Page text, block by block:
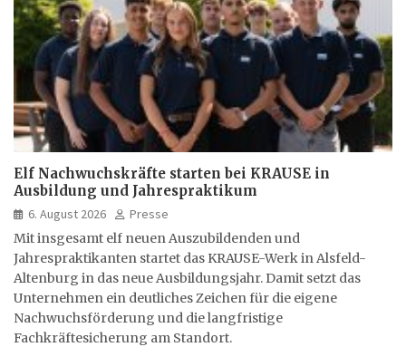
Elf Nachwuchskräfte starten bei KRAUSE in
Ausbildung und Jahrespraktikum
6. August 2026
Presse
Mit insgesamt elf neuen Auszubildenden und
Jahrespraktikanten startet das KRAUSE-Werk in Alsfeld-
Altenburg in das neue Ausbildungsjahr. Damit setzt das
Unternehmen ein deutliches Zeichen für die eigene
Nachwuchsförderung und die langfristige
Fachkräftesicherung am Standort.